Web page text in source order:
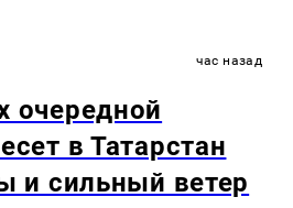
час назад
очередной
в Татарстан
и сильный ветер